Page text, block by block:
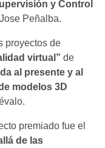
y Control
Peñalba.
proyectos de
virtual” de
al presente y al
modelos 3D
premiado fue el
de las